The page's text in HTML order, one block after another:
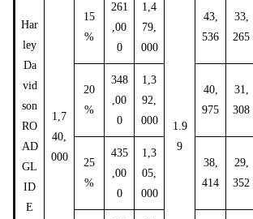
Har
ley
Da
vid
son
RO
AD
GL
ID
E
1,7
40,
000
15
%
261
,00
0
1,4
79,
000
1.9
9
43,
536
33,
265
20
%
348
,00
0
1,3
92,
000
40,
975
31,
308
25
%
435
,00
0
1,3
05,
000
38,
414
29,
352